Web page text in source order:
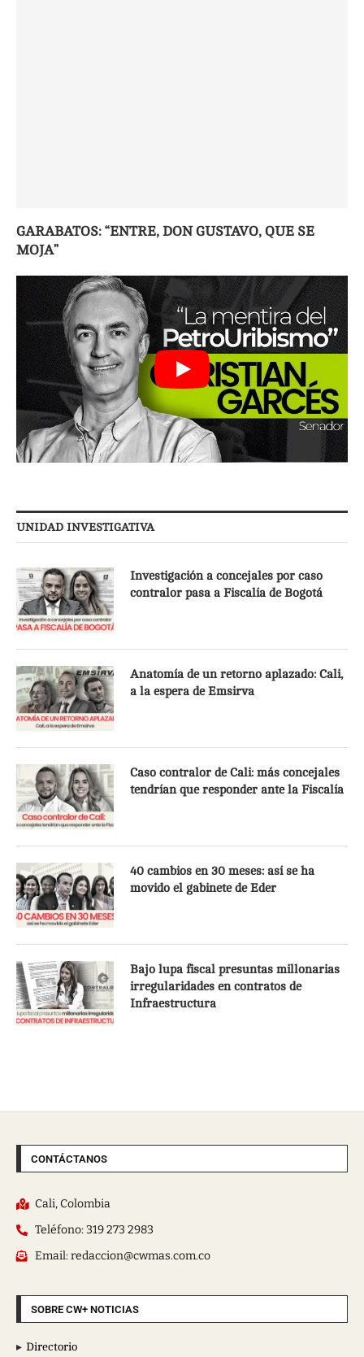
GARABATOS: “ENTRE, DON GUSTAVO, QUE SE
MOJA”
UNIDAD INVESTIGATIVA
Investigación a concejales por caso
contralor pasa a Fiscalía de Bogotá
Anatomía de un retorno aplazado: Cali,
a la espera de Emsirva
Caso contralor de Cali: más concejales
tendrían que responder ante la Fiscalía
40 cambios en 30 meses: así se ha
movido el gabinete de Eder
Bajo lupa fiscal presuntas millonarias
irregularidades en contratos de
Infraestructura
CONTÁCTANOS
Cali, Colombia
Teléfono: 319 273 2983
Email: redaccion@cwmas.com.co
SOBRE CW+ NOTICIAS
Directorio